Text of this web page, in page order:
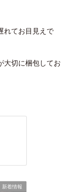
れてお目見えで
大切に梱包してお
新着情報